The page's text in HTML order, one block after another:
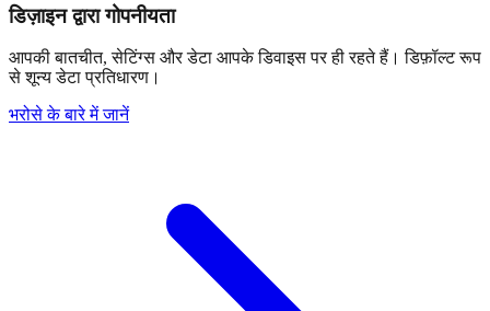
डिज़ाइन द्वारा गोपनीयता
आपकी बातचीत, सेटिंग्स और डेटा आपके डिवाइस पर ही रहते हैं। डिफ़ॉल्ट रूप
से शून्य डेटा प्रतिधारण।
भरोसे के बारे में जानें